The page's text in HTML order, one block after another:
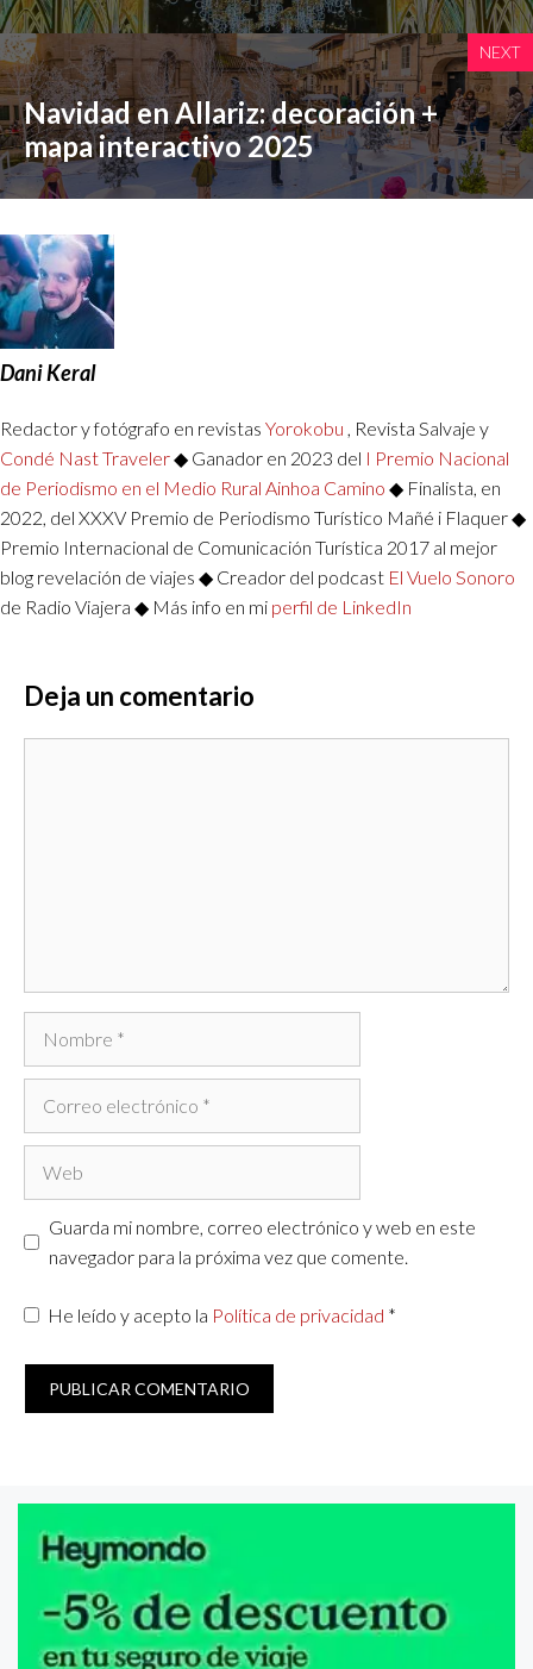
NEXT
Navidad en Allariz: decoración +
mapa interactivo 2025
Dani Keral
Redactor y fotógrafo en revistas Yorokobu , Revista Salvaje y
Condé Nast Traveler◆ Ganador en 2023 del I Premio Nacional
de Periodismo en el Medio Rural Ainhoa Camino ◆ Finalista, en
2022, del XXXV Premio de Periodismo Turístico Mañé i Flaquer ◆
Premio Internacional de Comunicación Turística 2017 al mejor
blog revelación de viajes ◆ Creador del podcast El Vuelo Sonoro
de Radio Viajera ◆ Más info en mi perfil de LinkedIn
Deja un comentario
Guarda mi nombre, correo electrónico y web en este
navegador para la próxima vez que comente.
He leído y acepto la Política de privacidad *